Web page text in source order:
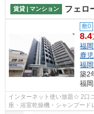
賃貸 | マンション フェロ
敷0
8.4
福
鹿
福
築2
福
インターネット使い放題☆ 2口
座・浴室乾燥機・シャンプード